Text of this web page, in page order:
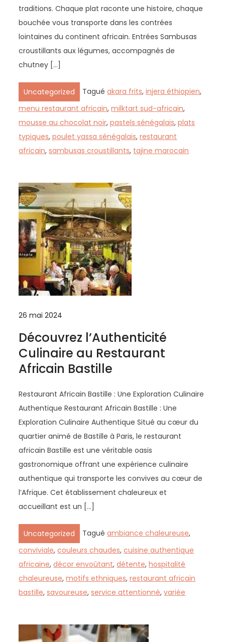
traditions. Chaque plat raconte une histoire, chaque
bouchée vous transporte dans les contrées
lointaines du continent africain. Entrées Sambusas
croustillants aux légumes, accompagnés de
chutney […]
Uncategorized Taguéakara frits,injera éthiopien,
menu restaurant africain,milktart sud-africain,
mousse au chocolat noir,pastels sénégalais,plats
typiques,poulet yassa sénégalais,restaurant
africain,sambusas croustillants, tajine marocain
26 mai 2024
Découvrez l’Authenticité
Culinaire au Restaurant
Africain Bastille
Restaurant Africain Bastille : Une Exploration Culinaire
Authentique Restaurant Africain Bastille : Une
Exploration Culinaire Authentique Situé au cœur du
quartier animé de Bastille à Paris, le restaurant
africain Bastille est une véritable oasis
gastronomique offrant une expérience culinaire
authentique qui transporte les convives au cœur de
l’Afrique. Cet établissement chaleureux et
accueillant est un […]
Uncategorized Taguéambiance chaleureuse,
conviviale,couleurs chaudes,cuisine authentique
africaine,décor envoûtant,détente,hospitalité
chaleureuse,motifs ethniques,restaurant africain
bastille,savoureuse,service attentionné,variée